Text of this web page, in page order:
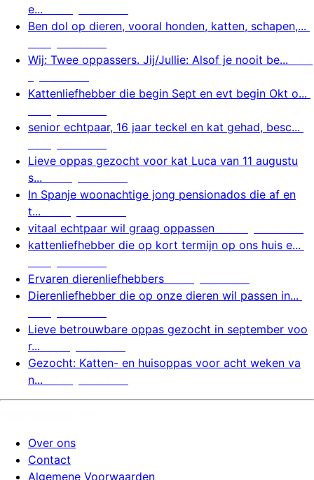
e...
Ben dol op dieren, vooral honden, katten, schapen,...
Wij: Twee oppassers. Jij/Jullie: Alsof je nooit be...
Kattenliefhebber die begin Sept en evt begin Okt o...
senior echtpaar, 16 jaar teckel en kat gehad, besc...
Lieve oppas gezocht voor kat Luca van 11 augustu
s...
In Spanje woonachtige jong pensionados die af en
t...
vitaal echtpaar wil graag oppassen
kattenliefhebber die op kort termijn op ons huis e...
Ervaren dierenliefhebbers
Dierenliefhebber die op onze dieren wil passen in...
Lieve betrouwbare oppas gezocht in september voo
r...
Gezocht: Katten- en huisoppas voor acht weken va
n...
Over ons
Contact
Algemene Voorwaarden